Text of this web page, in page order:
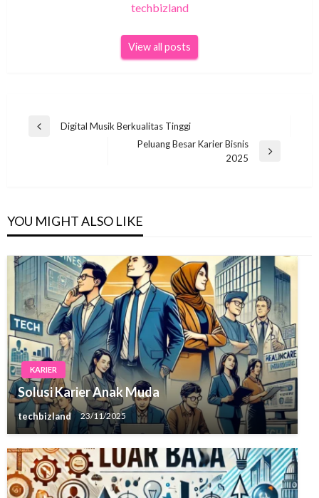
techbizland
View all posts
Navigasi
Previous
Digital Musik Berkualitas Tinggi
Peluang Besar Karier Bisnis
2025
YOU MIGHT ALSO LIKE
KARIER
Solusi Karier Anak Muda
techbizland 23/11/2025